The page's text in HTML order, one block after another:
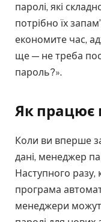
паролі, які
потрібно їх
економите час,
ще — не треба
пароль?».
Як працює
Коли ви вперше
дані, менеджер
Наступного разу,
програма
менеджери